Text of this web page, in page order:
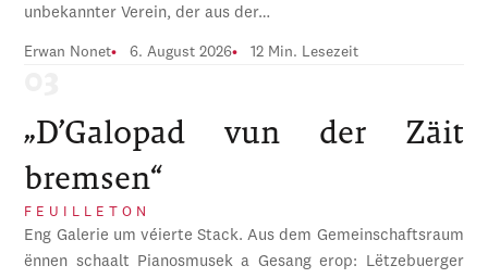
unbekannter Verein, der aus der…
Erwan Nonet 6. August 2026 12 Min. Lesezeit
„D’Galopad vun der Zäit
bremsen“
FEUILLETON
Eng Galerie um véierte Stack. Aus dem Gemeinschaftsraum
ënnen schaalt Pianosmusek a Gesang erop: Lëtzebuerger